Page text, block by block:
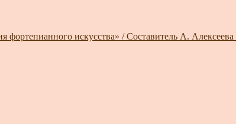
фортепианного искусства» / Составитель А. Алексеева